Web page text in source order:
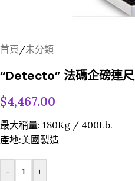
首頁/未分類
“Detecto” 法碼企磅連尺
$4,467.00
最大稱量: 180Kg / 400Lb.
產地:美國製造
- +